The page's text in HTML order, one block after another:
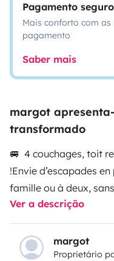
Pagamento seguro
Mais conforto com
pagamento
Saber mais
margot
transformado
🚐 4 couchages, toit
!Envie d’escapades
famille ou à deux,
HYMER 540 Blue
pour vos aventures
entièrement équipé…
couchagesLit
Ver a descrição
margot
Proprietário